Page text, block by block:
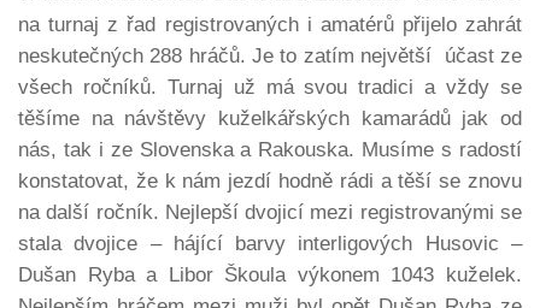
na turnaj z řad registrovaných i amatérů přijelo zahrát
neskutečných 288 hráčů. Je to zatím největší účast ze
všech ročníků. Turnaj už má svou tradici a vždy se
těšíme na návštěvy kuželkářských kamarádů jak od
nás, tak i ze Slovenska a Rakouska. Musíme s radostí
konstatovat, že k nám jezdí hodně rádi a těší se znovu
na další ročník. Nejlepší dvojicí mezi registrovanými se
stala dvojice – hájící barvy interligových Husovic –
Dušan Ryba a Libor Škoula výkonem 1043 kuželek.